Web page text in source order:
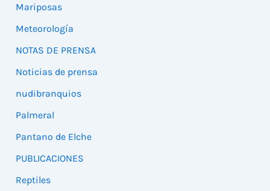
Mariposas
Meteorología
NOTAS DE PRENSA
Noticias de prensa
nudibranquios
Palmeral
Pantano de Elche
PUBLICACIONES
Reptiles